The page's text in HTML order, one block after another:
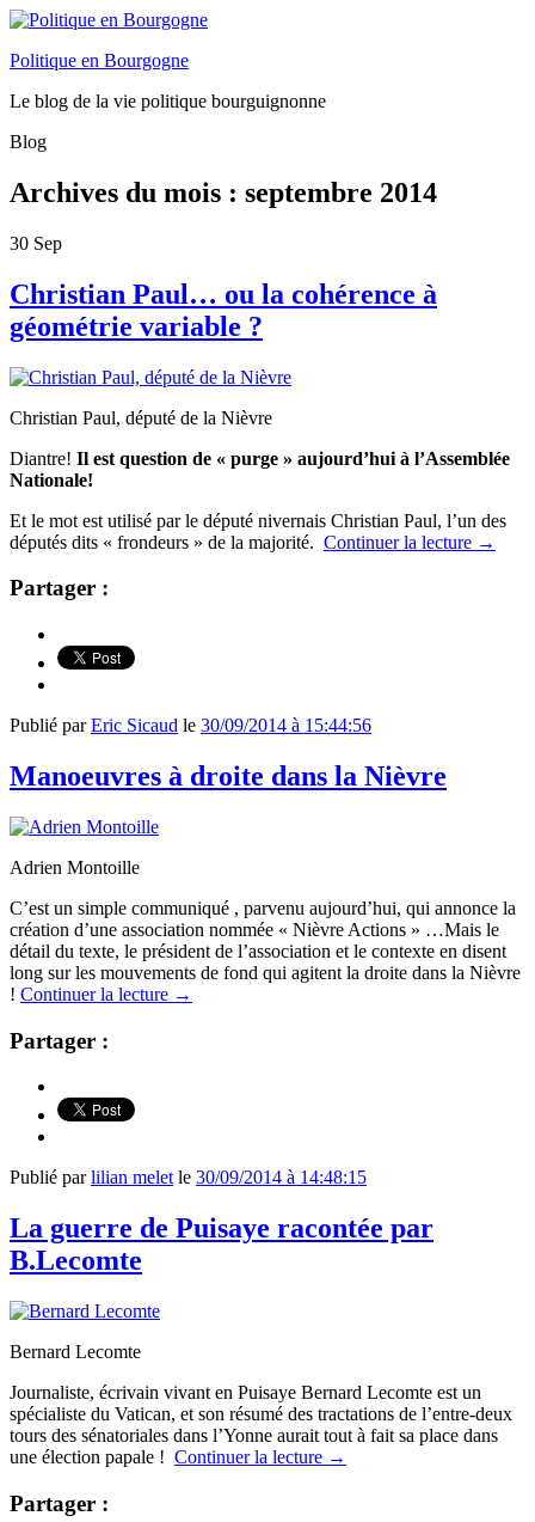
Politique en Bourgogne
Le blog de la vie politique bourguignonne
Blog
Archives du mois : septembre 2014
30 Sep
Christian Paul… ou la cohérence à
géométrie variable ?
Christian Paul, député de la Nièvre
Diantre! Il est question de « purge » aujourd’hui à l’Assemblée
Nationale!
Et le mot est utilisé par le député nivernais Christian Paul, l’un des
députés dits « frondeurs » de la majorité. Continuer la lecture →
Partager :
Publié parEric Sicaud le 30/09/2014 à 15:44:56
Manoeuvres à droite dans la Nièvre
Adrien Montoille
C’est un simple communiqué , parvenu aujourd’hui, qui annonce la
création d’une association nommée « Nièvre Actions » …Mais le
détail du texte, le président de l’association et le contexte en disent
long sur les mouvements de fond qui agitent la droite dans la Nièvre
! Continuer la lecture →
Partager :
Publié parlilian melet le 30/09/2014 à 14:48:15
La guerre de Puisaye racontée par
B.Lecomte
Bernard Lecomte
Journaliste, écrivain vivant en Puisaye Bernard Lecomte est un
spécialiste du Vatican, et son résumé des tractations de l’entre-deux
tours des sénatoriales dans l’Yonne aurait tout à fait sa place dans
une élection papale ! Continuer la lecture →
Partager :